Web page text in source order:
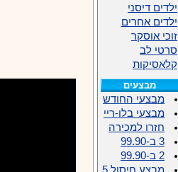
ילדים דיסני
ילדים אחרים
זוכי אוסקר
סרטי לב
קלאסיקות
מבצעים
מבצעי החודש
מבצעי בלו-ריי
חזרו למכירה
3 ב-99.90
2 ב-99.90